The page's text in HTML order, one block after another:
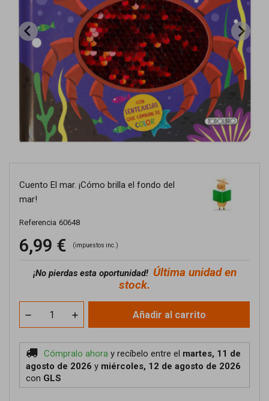
Cuento El mar. ¡Cómo brilla el fondo del
mar!
Referencia 60648
6,99 € (impuestos inc.)
¡No pierdas esta oportunidad! Última unidad en
stock.
Añadir al carrito
Cómpralo ahora y recíbelo entre el martes, 11 de
agosto de 2026 y miércoles, 12 de agosto de 2026
con GLS